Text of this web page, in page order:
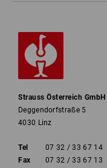
Strauss Österreich GmbH
Deggendorfstraße 5
4030 Linz
Tel
07 32 / 33 67 14
Fax
07 32 / 33 67 13